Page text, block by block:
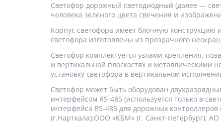
Светофор дорожный светодиодный (далее —
человека зеленого цвета свечения и
Корпус светофора имеет блочную конструкцию
светофора изготовлены из прозрачного
Светофор комплектуется узлами крепления,
и вертикальной плоскостях и
установку светофора в вертикальном
Светофор может быть оборудован
интерфейсом RS-485 (используется только в
интерфейса RS-485 для дорожных
(г.Нарткала);ООО «КБМ» (г. Санкт-петербург);